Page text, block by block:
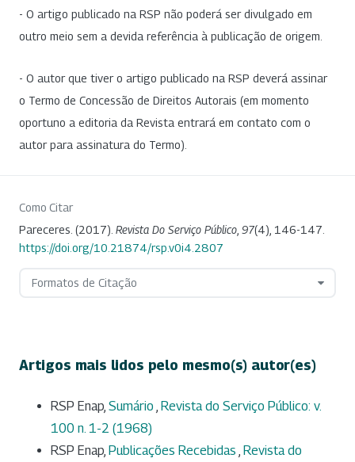
- O artigo publicado na RSP não poderá ser divulgado em
outro meio sem a devida referência à publicação de origem.
- O autor que tiver o artigo publicado na RSP deverá assinar
o Termo de Concessão de Direitos Autorais (em momento
oportuno a editoria da Revista entrará em contato com o
autor para assinatura do Termo).
Como Citar
Pareceres. (2017). Revista Do Serviço Público 97(4), 146-147.
https://doi.org/10.21874/rsp.v0i4.2807
Formatos de Citação
Artigos mais lidos pelo mesmo(s) autor(es)
RSP Enap, Sumário Revista do Serviço Público: v.
100 n. 1-2 (1968)
RSP Enap, Publicações Recebidas Revista do